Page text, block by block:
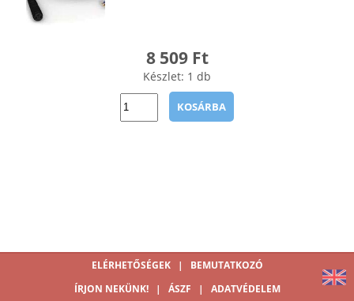
8 509 Ft
Készlet: 1 db
KOSÁRBA
ELÉRHETŐSÉGEK |
BEMUTATKOZÓ
ÍRJON NEKÜNK!
| ÁSZF | ADATVÉDELEM